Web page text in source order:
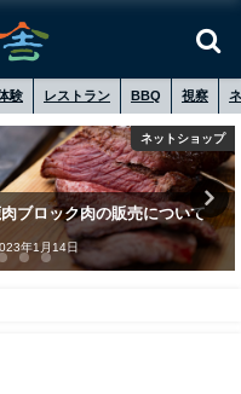
験 レストラン BBQ 視察
ネットショップ
ブロック肉の販売について
年1月14日